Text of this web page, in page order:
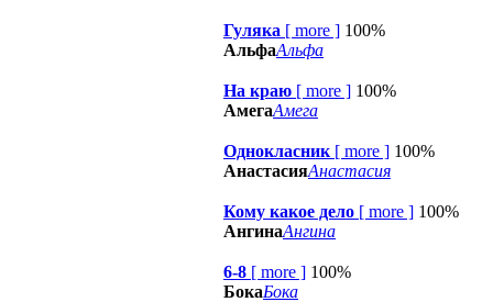
Гуляка [ more ] 100%
АльфаАльфа
На краю [ more ] 100%
АмегаАмега
Однокласник [ more ] 100%
АнастасияАнастасия
Кому какое дело [ more ] 100%
АнгинаАнгина
6-8 [ more ] 100%
БокаБока